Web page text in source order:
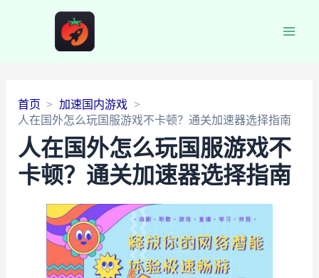
首页
加速国内游戏
人在国外怎么玩国服游戏不卡顿？通关加速器选择指南
人在国外怎么玩国服游戏不
卡顿？通关加速器选择指南